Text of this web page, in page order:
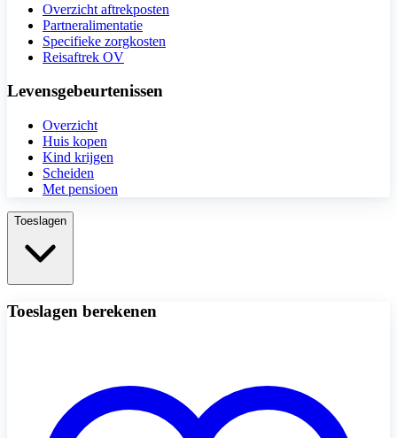
Overzicht aftrekposten
Partneralimentatie
Specifieke zorgkosten
Reisaftrek OV
Levensgebeurtenissen
Overzicht
Huis kopen
Kind krijgen
Scheiden
Met pensioen
Toeslagen
Toeslagen berekenen